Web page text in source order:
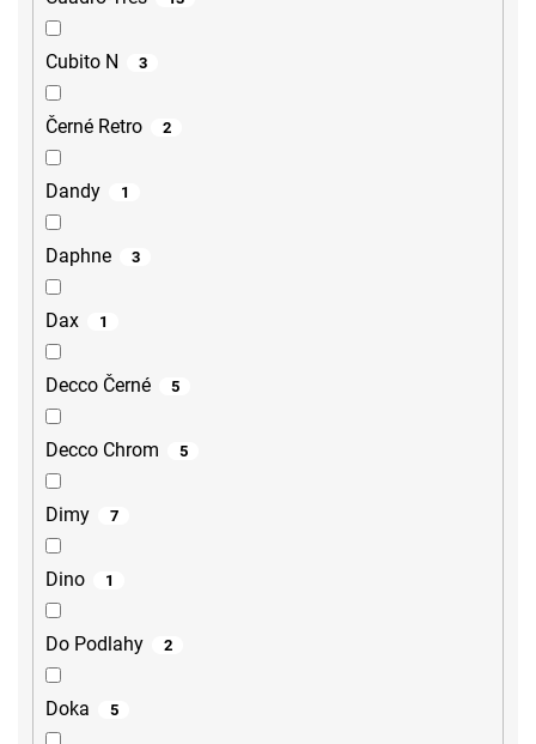
Cubito N 3
Černé Retro 2
Dandy 1
Daphne 3
Dax 1
Decco Černé 5
Decco Chrom 5
Dimy 7
Dino 1
Do Podlahy 2
Doka 5